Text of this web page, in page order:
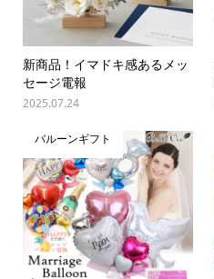
新商品！イマドキ感あるメッ
セージ電報
2025.07.24
バルーンギフト